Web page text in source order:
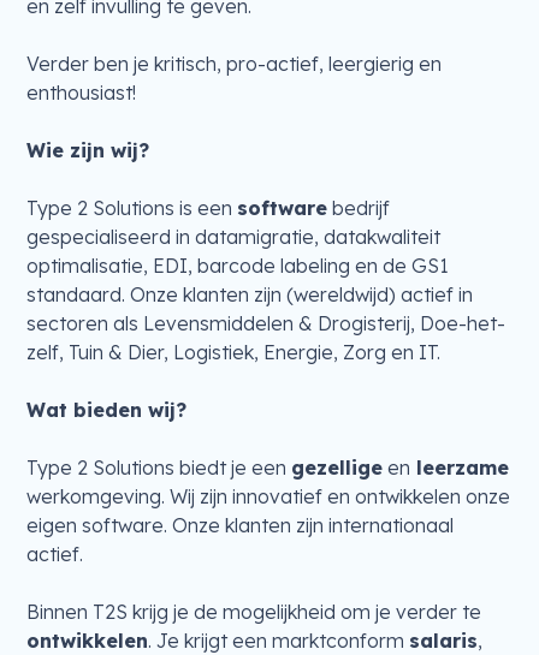
en zelf invulling te geven.
Verder ben je kritisch, pro-actief, leergierig en
enthousiast!
Wie zijn wij?
Type 2 Solutions is een software bedrijf
gespecialiseerd in datamigratie, datakwaliteit
optimalisatie, EDI, barcode labeling en de GS1
standaard. Onze klanten zijn (wereldwijd) actief in
sectoren als Levensmiddelen & Drogisterij, Doe-het-
zelf, Tuin & Dier, Logistiek, Energie, Zorg en IT.
Wat bieden wij?
Type 2 Solutions biedt je een gezellige en leerzame
werkomgeving. Wij zijn innovatief en ontwikkelen onze
eigen software. Onze klanten zijn internationaal
actief.
Binnen T2S krijg je de mogelijkheid om je verder te
ontwikkelen. Je krijgt een marktconform salaris,